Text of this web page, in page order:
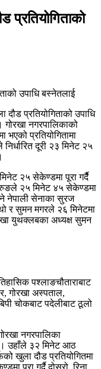
प्रतियोगिताको
प्रतियोगिताको उपाधि
गोरखा नगरपालिकाको
प्रतियोगितामा
दूरी २३ मिनेट २५
२५ सेकेण्डमा पूरा गर्दैै
गुरुङले २५ मिनेट ४५ सेकेण्डमा
नेपाली सेनाका सुरज
र सुमन मगरले २६ मिनेटमा
युथक्लबका अध्यक्ष सुमन
पश्लाङचौताराबाट
गोरखा अस्पताल,
चोकबाट पदेलीबाट ठूलो
नगरपालिका
। उहाँले ३२ मिनेट आठ
खुला दौड प्रतियोगितमा
पूरा गर्दै दोस्रो, रिना